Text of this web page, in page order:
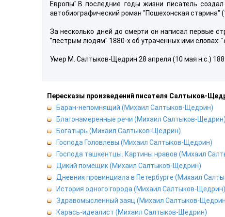
Европы".В последние годы жизни писатель
автобиографический роман "Пошехонская старина"
За несколько дней до смерти он написал первые
"пестрым людям" 1880-х об утраченных ими словах:
Умер М. Салтыков-Щедрин 28 апреля (10 мая н.с.)
Пересказы произведений писателя Салтыков-
Баран-непомнящий (Михаил Салтыков-Щедрин)
Благонамеренные речи (Михаил Салтыков-Щедрин)
Богатырь (Михаил Салтыков-Щедрин)
Господа Головлевы (Михаил Салтыков-Щедрин)
Господа ташкентцы. Картины нравов (Михаил
Дикий помещик (Михаил Салтыков-Щедрин)
Дневник провинциала в Петербурге (Михаил
История одного города (Михаил Салтыков-Щедрин)
Здравомысленный заяц (Михаил Салтыков-
Карась-идеалист (Михаил Салтыков-Щедрин)